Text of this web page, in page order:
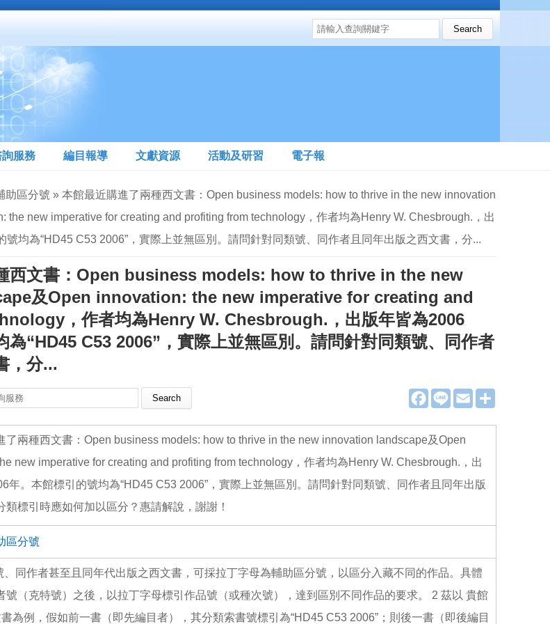
搜尋表單
Search this site
詢服務 編目報導 文獻資源 活動及研習 電子報
區分號 » 本館最近購進了兩種西文書：Open business models: how to thrive in the new innovation
the new imperative for creating and profiting from technology，作者均為Henry W. Chesbrough.，出
號均為“HD45 C53 2006”，實際上並無區別。請問針對同類號、同作者且同年出版之西文書，分...
西文書：Open business models: how to thrive in the new
及Open innovation: the new imperative for creating and
，作者均為Henry W. Chesbrough.，出版年皆為2006
為“HD45 C53 2006”，實際上並無區別。請問針對同類號、同作者
，分...
F
a
e
b
o
L
e
E
m
i
site
了兩種西文書：Open business models: how to thrive in the new innovation landscape及Open
new imperative for creating and profiting from technology，作者均為Henry W. Chesbrough.，出
年。本館標引的號均為“HD45 C53 2006”，實際上並無區別。請問針對同類號、同作者且同年出版
類標引時應如何加以區分？惠請解說，謝謝！
區分號
、同作者甚至且同年代出版之西文書，可採拉丁字母為輔助區分號，以區分入藏不同的作品。具體
號（克特號）之後，以拉丁字母標引作品號（或種次號），達到區別不同作品的要求。 2 茲以 貴館
為例，假如前一書（即先編目者），其分類索書號標引為“HD45 C53 2006”；則後一書（即後編目